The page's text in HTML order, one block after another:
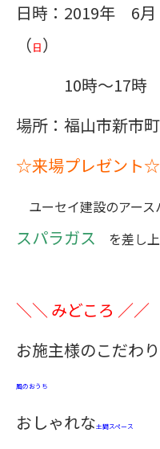
日時：2019年 6
（日）
10時～17時
場所：福山市新市町
☆来場プレゼント☆
ユーセイ建設のアー
スパラガス を差し上
＼＼ みどころ ／／
お施主様のこだわ
風のおうち
おしゃれな土間スペース